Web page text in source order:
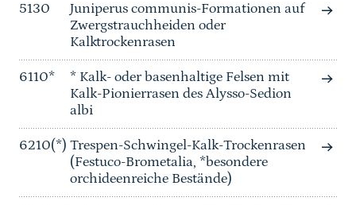
5130
Juniperus communis-Formationen auf
Zwergstrauchheiden oder
Kalktrockenrasen
6110*
* Kalk- oder basenhaltige Felsen mit
Kalk-Pionierrasen des Alysso-Sedion
albi
6210(*) Trespen-Schwingel-Kalk-Trockenrasen
(Festuco-Brometalia, *besondere
orchideenreiche Bestände)